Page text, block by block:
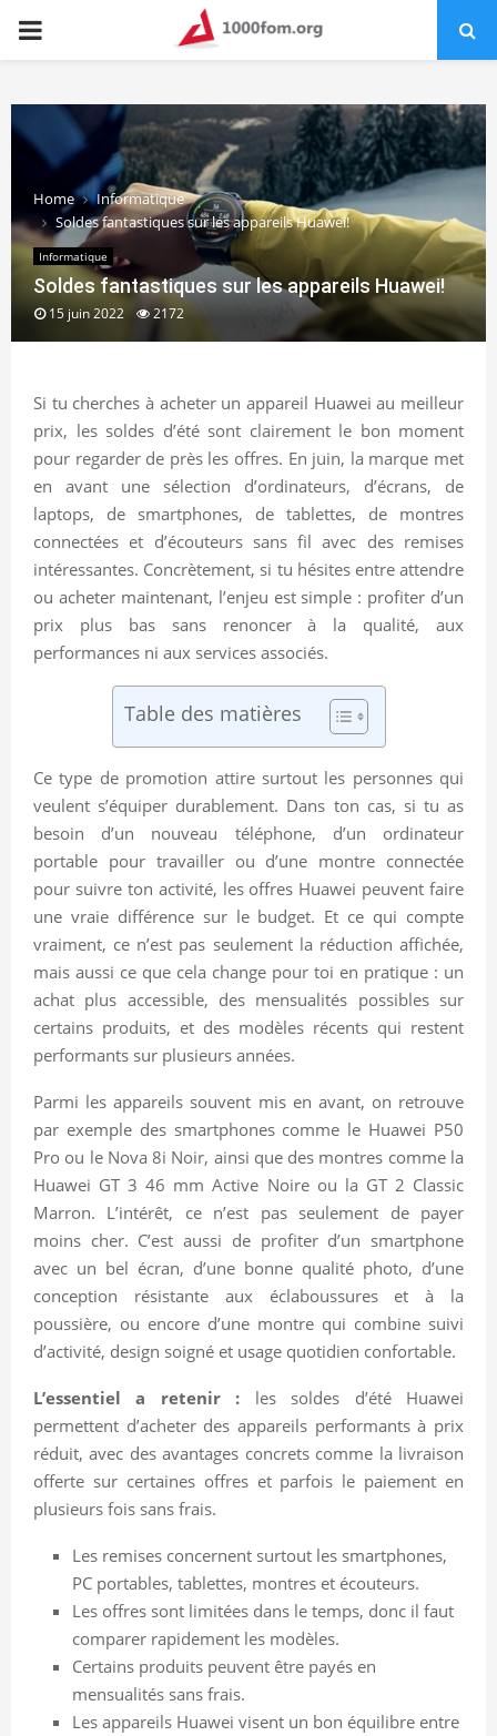
PRIMARY
Home
Informatique
Soldes fantastiques sur les appareils Huawei!
Informatique
Soldes fantastiques sur les appareils Huawei!
15 juin 2022 2172
Si tu cherches à acheter un appareil Huawei au meilleur
prix, les soldes d’été sont clairement le bon moment
pour regarder de près les offres. En juin, la marque met
en avant une sélection d’ordinateurs, d’écrans, de
laptops, de smartphones, de tablettes, de montres
connectées et d’écouteurs sans fil avec des remises
intéressantes. Concrètement, si tu hésites entre attendre
ou acheter maintenant, l’enjeu est simple : profiter d’un
prix plus bas sans renoncer à la qualité, aux
performances ni aux services associés.
Table des matières
Ce type de promotion attire surtout les personnes qui
veulent s’équiper durablement. Dans ton cas, si tu as
besoin d’un nouveau téléphone, d’un ordinateur
portable pour travailler ou d’une montre connectée
pour suivre ton activité, les offres Huawei peuvent faire
une vraie différence sur le budget. Et ce qui compte
vraiment, ce n’est pas seulement la réduction affichée,
mais aussi ce que cela change pour toi en pratique : un
achat plus accessible, des mensualités possibles sur
certains produits, et des modèles récents qui restent
performants sur plusieurs années.
Parmi les appareils souvent mis en avant, on retrouve
par exemple des smartphones comme le Huawei P50
Pro ou le Nova 8i Noir, ainsi que des montres comme la
Huawei GT 3 46 mm Active Noire ou la GT 2 Classic
Marron. L’intérêt, ce n’est pas seulement de payer
moins cher. C’est aussi de profiter d’un smartphone
avec un bel écran, d’une bonne qualité photo, d’une
conception résistante aux éclaboussures et à la
poussière, ou encore d’une montre qui combine suivi
d’activité, design soigné et usage quotidien confortable.
L’essentiel a retenir : les soldes d’été Huawei
permettent d’acheter des appareils performants à prix
réduit, avec des avantages concrets comme la livraison
offerte sur certaines offres et parfois le paiement en
plusieurs fois sans frais.
Les remises concernent surtout les smartphones,
PC portables, tablettes, montres et écouteurs.
Les offres sont limitées dans le temps, donc il faut
comparer rapidement les modèles.
Certains produits peuvent être payés en
mensualités sans frais.
Les appareils Huawei visent un bon équilibre entre